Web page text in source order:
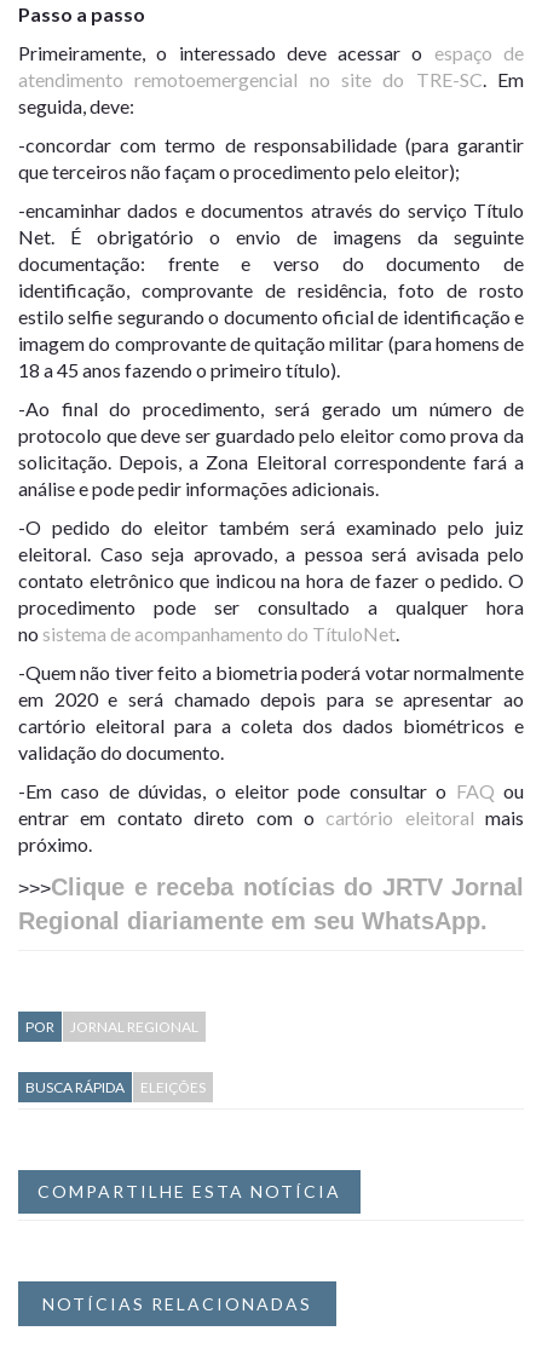
Passo a passo
Primeiramente, o interessado deve acessar o espaço de
atendimento remotoemergencial no site do TRE-SC . Em
seguida, deve:
-concordar com termo de responsabilidade (para garantir
que terceiros não façam o procedimento pelo eleitor);
-encaminhar dados e documentos através do serviço Título
Net. É obrigatório o envio de imagens da seguinte
documentação: frente e verso do documento de
identificação, comprovante de residência, foto de rosto
estiloselfie segurando o documento oficial de identificação e
imagem do comprovante de quitação militar (para homens de
18 a 45 anos fazendo o primeiro título).
-Ao final do procedimento, será gerado um número de
protocolo que deve ser guardado pelo eleitor como prova da
solicitação. Depois, a Zona Eleitoral correspondente fará a
análise e pode pedir informações adicionais.
-O pedido do eleitor também será examinado pelo juiz
eleitoral. Caso seja aprovado, a pessoa será avisada pelo
contato eletrônico que indicou na hora de fazer o pedido. O
procedimento pode ser consultado a qualquer hora
no sistema de acompanhamento do TítuloNet
-Quem não tiver feito a biometria poderá votar normalmente
em 2020 e será chamado depois para se apresentar ao
cartório eleitoral para a coleta dos dados biométricos e
validação do documento.
-Em caso de dúvidas, o eleitor pode consultar o FAQ ou
entrar em contato direto com o cartório eleitoral mais
próximo.
>>>Clique e receba notícias do JRTV Jornal
Regional diariamente em seu WhatsApp.
POR JORNAL REGIONAL
BUSCA RÁPIDA ELEIÇÕES
COMPARTILHE ESTA NOTÍCIA
NOTÍCIAS RELACIONADAS